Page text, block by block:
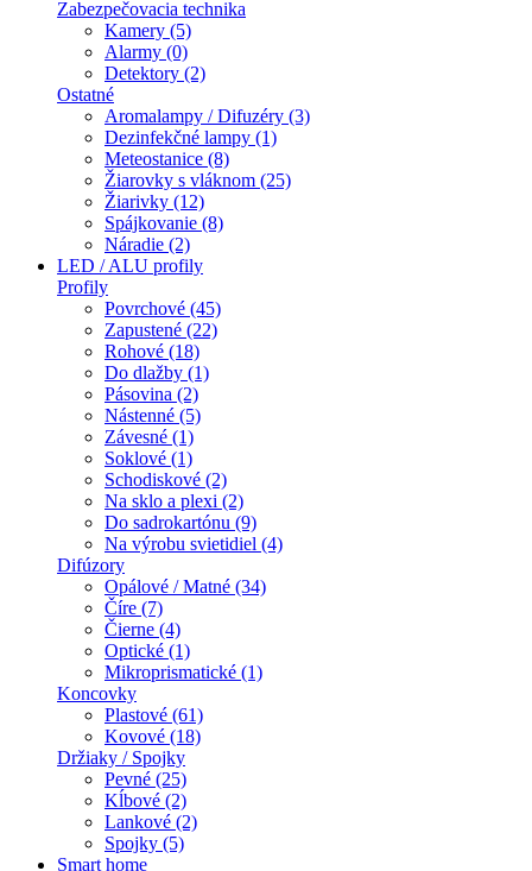
Zabezpečovacia technika
Kamery (5)
Alarmy (0)
Detektory (2)
Ostatné
Aromalampy / Difuzéry (3)
Dezinfekčné lampy (1)
Meteostanice (8)
Žiarovky s vláknom (25)
Žiarivky (12)
Spájkovanie (8)
Náradie (2)
LED / ALU profily
Profily
Povrchové (45)
Zapustené (22)
Rohové (18)
Do dlažby (1)
Pásovina (2)
Nástenné (5)
Závesné (1)
Soklové (1)
Schodiskové (2)
Na sklo a plexi (2)
Do sadrokartónu (9)
Na výrobu svietidiel (4)
Difúzory
Opálové / Matné (34)
Číre (7)
Čierne (4)
Optické (1)
Mikroprismatické (1)
Koncovky
Plastové (61)
Kovové (18)
Držiaky / Spojky
Pevné (25)
Kĺbové (2)
Lankové (2)
Spojky (5)
Smart home